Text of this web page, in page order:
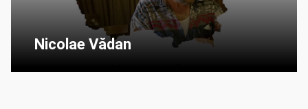
Nicolae Vădan